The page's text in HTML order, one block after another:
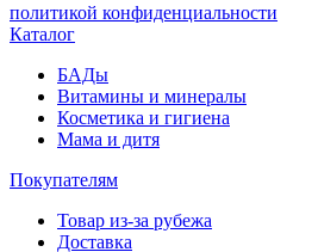
политикой конфиденциальности
Каталог
БАДы
Витамины и минералы
Косметика и гигиена
Мама и дитя
Покупателям
Товар из-за рубежа
Доставка